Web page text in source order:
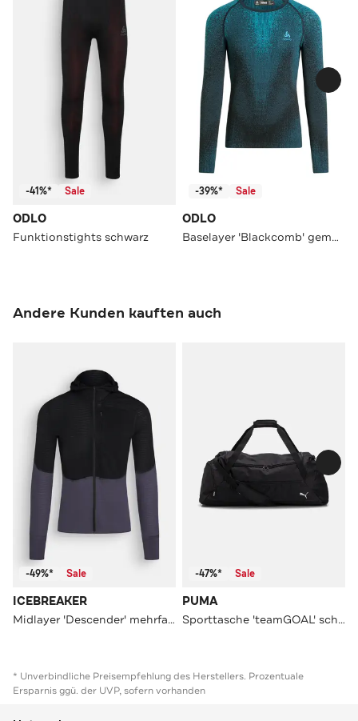
-41%* Sale
ODLO
Funktionstights schwarz
-39%* Sale
ODLO
Baselayer 'Blackcomb' gemustert
Andere Kunden kauften auch
-49%* Sale
ICEBREAKER
Midlayer 'Descender' mehrfarbig
-47%* Sale
PUMA
Sporttasche 'teamGOAL' schwarz
* Unverbindliche Preisempfehlung des Herstellers. Prozentuale
Ersparnis ggü. der UVP, sofern vorhanden